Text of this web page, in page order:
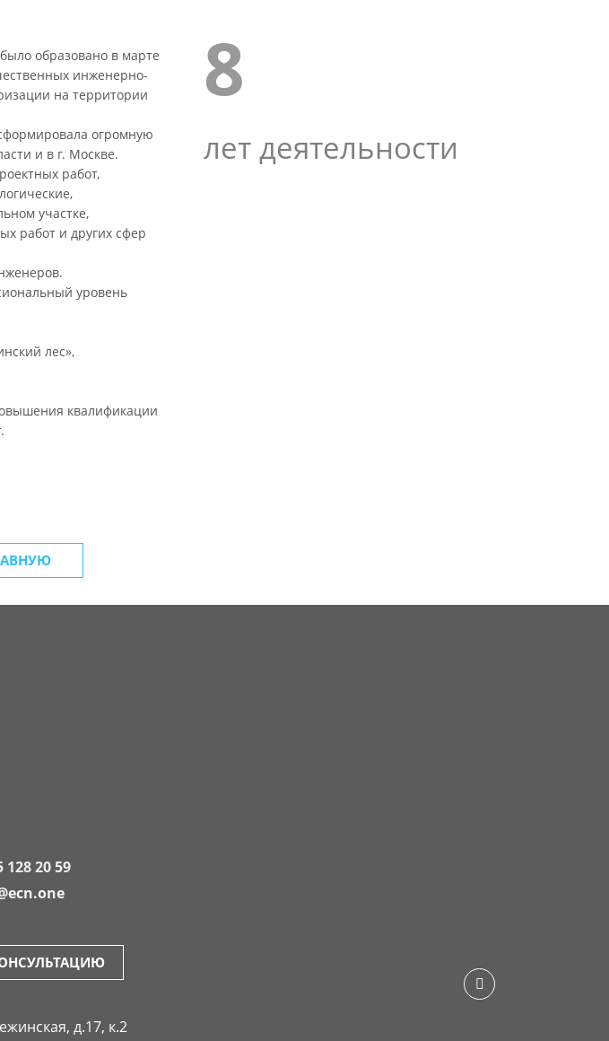
образовано в марте
инженерно-
на территории
огромную
и в г. Москве.
работ,
участке,
работ и других сфер
уровень
лес»,
квалификации
8
лет деятельности
128 20 59
д.17, к.2